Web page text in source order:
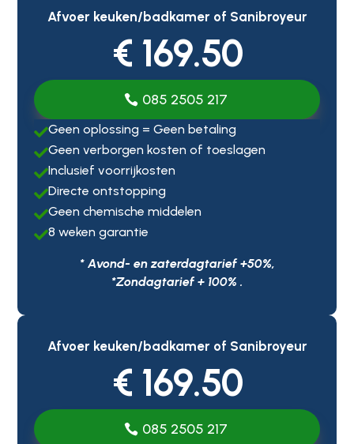
Afvoer keuken/badkamer of Sanibroyeur
€ 169.50
085 2505 217
Geen oplossing = Geen betaling
Geen verborgen kosten of toeslagen
Inclusief voorrijkosten
Directe ontstopping
Geen chemische middelen
8 weken garantie
* Avond- en zaterdagtarief +50%,
*Zondagtarief + 100% .
Afvoer keuken/badkamer of Sanibroyeur
€ 169.50
085 2505 217